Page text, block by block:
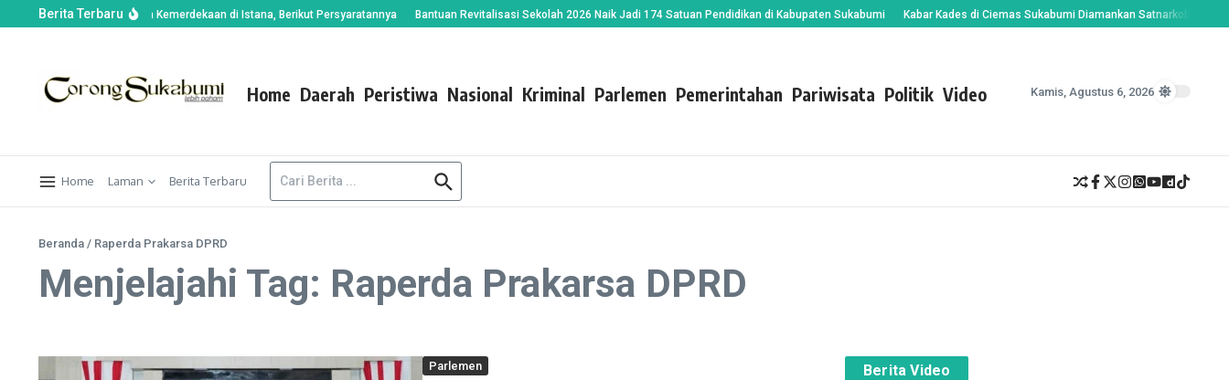
Berita Terbaru
Hadiri Upacara Kemerdekaan di Istana, Berikut Persyaratannya Bantuan Revitalisasi Sekolah 2026 Naik Jadi 174 Satuan Pendidikan di Kabupaten Sukabumi Kabar Kades di Ciemas Sukabumi Diamankan Satnarkoba Jadi
Home Daerah Peristiwa Nasional Kriminal Parlemen Pemerintahan Pariwisata Politik Video Kamis, Agustus 6, 2026
Home Laman Berita Terbaru
Beranda / Raperda Prakarsa DPRD
Menjelajahi Tag: Raperda Prakarsa DPRD
Parlemen Berita Video